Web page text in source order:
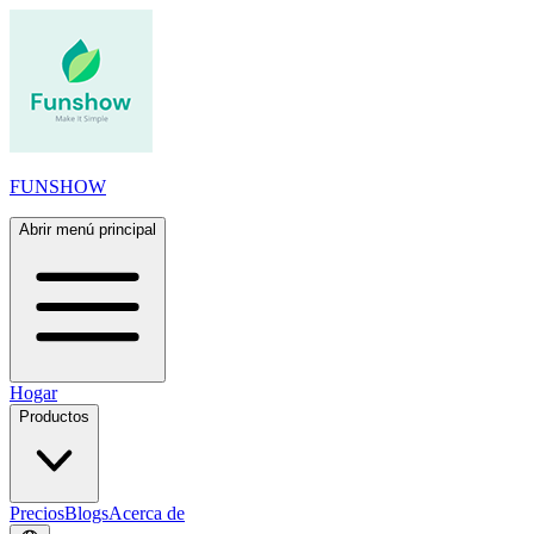
FUNSHOW
Abrir menú principal
Hogar
Productos
PreciosBlogsAcerca de